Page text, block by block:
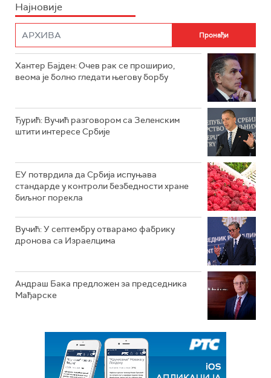
Најновије
Хантер Бајден: Очев рак се проширио,
веома је болно гледати његову борбу
Ђурић: Вучић разговором са Зеленским
штити интересе Србије
ЕУ потврдила да Србија испуњава
стандарде у контроли безбедности хране
биљног порекла
Вучић: У септембру отварамо фабрику
дронова са Израелцима
Андраш Бакa предложен за председника
Мађарске